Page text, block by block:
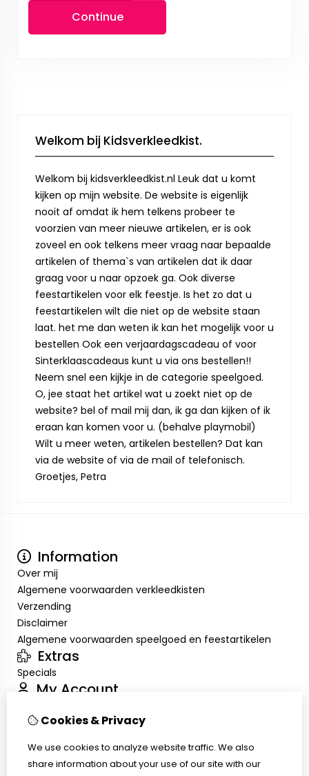
Continue
Welkom bij Kidsverkleedkist.
Welkom bij kidsverkleedkist.nl Leuk dat u komt
kijken op mijn website. De website is eigenlijk
nooit af omdat ik hem telkens probeer te
voorzien van meer nieuwe artikelen, er is ook
zoveel en ook telkens meer vraag naar bepaalde
artikelen of thema`s van artikelen dat ik daar
graag voor u naar opzoek ga. Ook diverse
feestartikelen voor elk feestje. Is het zo dat u
feestartikelen wilt die niet op de website staan
laat. het me dan weten ik kan het mogelijk voor u
bestellen Ook een verjaardagscadeau of voor
Sinterklaascadeaus kunt u via ons bestellen!!
Neem snel een kijkje in de categorie speelgoed.
O, jee staat het artikel wat u zoekt niet op de
website? bel of mail mij dan, ik ga dan kijken of ik
eraan kan komen voor u. (behalve playmobil)
Wilt u meer weten, artikelen bestellen? Dat kan
via de website of via de mail of telefonisch.
Groetjes, Petra
Information
Over mij
Algemene voorwaarden verkleedkisten
Verzending
Disclaimer
Algemene voorwaarden speelgoed en feestartikelen
Extras
Specials
My Account
Order History
Customer Service
Cookies & Privacy
We use cookies to analyze website traffic. We also
share information about your use of our site with our